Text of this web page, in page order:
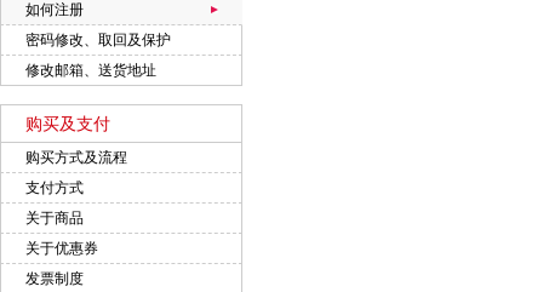
如何注册
密码修改、取回及保护
修改邮箱、送货地址
购买及支付
购买方式及流程
支付方式
关于商品
关于优惠券
发票制度